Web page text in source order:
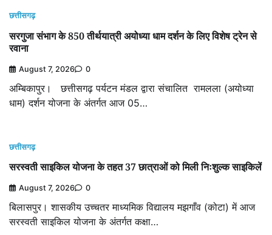
छत्तीसगढ़
सरगुजा संभाग के 850 तीर्थयात्री अयोध्या धाम दर्शन के लिए विशेष ट्रेन से
रवाना
August 7, 2026 0
अम्बिकापुर। छत्तीसगढ़ पर्यटन मंडल द्वारा संचालित रामलला (अयोध्या
धाम) दर्शन योजना के अंतर्गत आज 05…
छत्तीसगढ़
सरस्वती साइकिल योजना के तहत 37 छात्राओं को मिली निःशुल्क साइकिलें
August 7, 2026 0
बिलासपुर। शासकीय उच्चतर माध्यमिक विद्यालय मझगाँव (कोटा) में आज
सरस्वती साइकिल योजना के अंतर्गत कक्षा…